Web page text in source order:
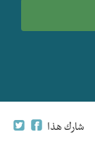
شارك هذا